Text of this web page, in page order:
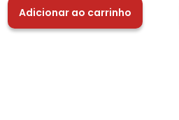
Adicionar ao carrinho